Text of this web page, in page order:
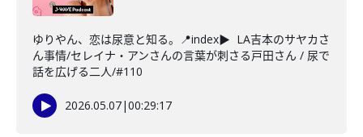
ゆりやん、恋は尿意と知る。📍index▶ LA吉本のサヤカさ
ん事情/セレイナ・アンさんの言葉が刺さる戸田さん / 尿で
話を広げる二人/#110
2026.05.07|00:29:17